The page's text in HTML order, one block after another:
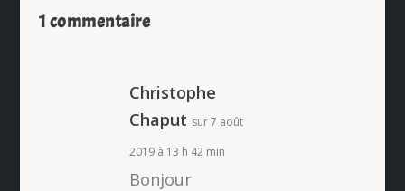
1 commentaire
Christophe
Chaput sur 7 août
2019 à 13 h 42 min
Bonjour